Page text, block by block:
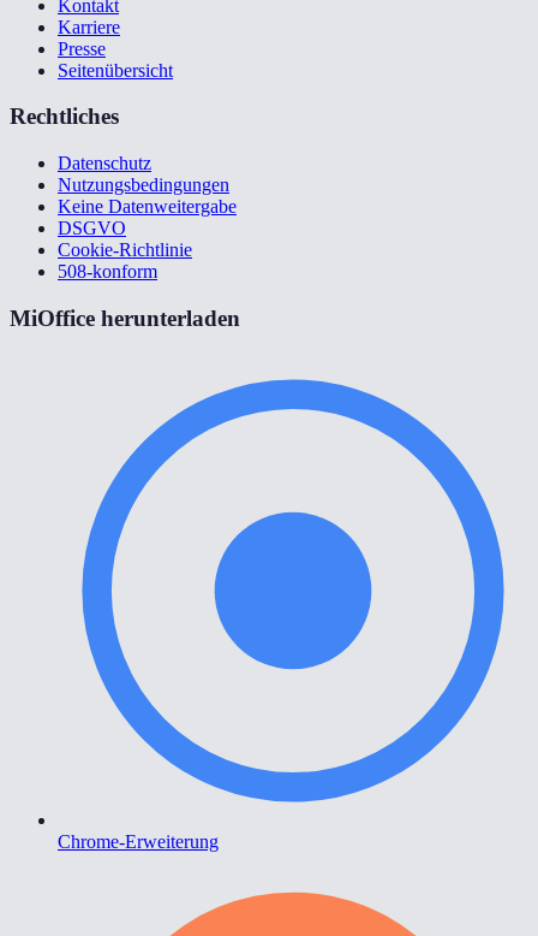
Kontakt
Karriere
Presse
Seitenübersicht
Rechtliches
Datenschutz
Nutzungsbedingungen
Keine Datenweitergabe
DSGVO
Cookie-Richtlinie
508-konform
MiOffice herunterladen
Chrome-Erweiterung